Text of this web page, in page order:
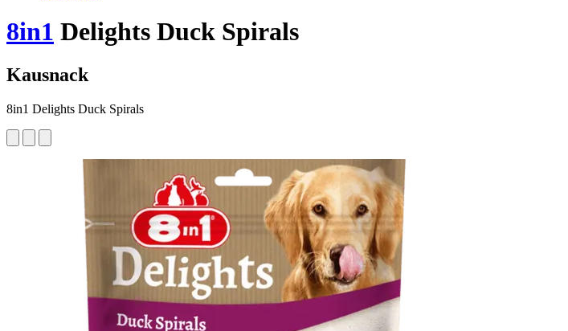
8in1 Delights Duck Spirals
Kausnack
8in1 Delights Duck Spirals